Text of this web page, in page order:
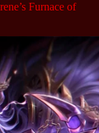
Furnace of